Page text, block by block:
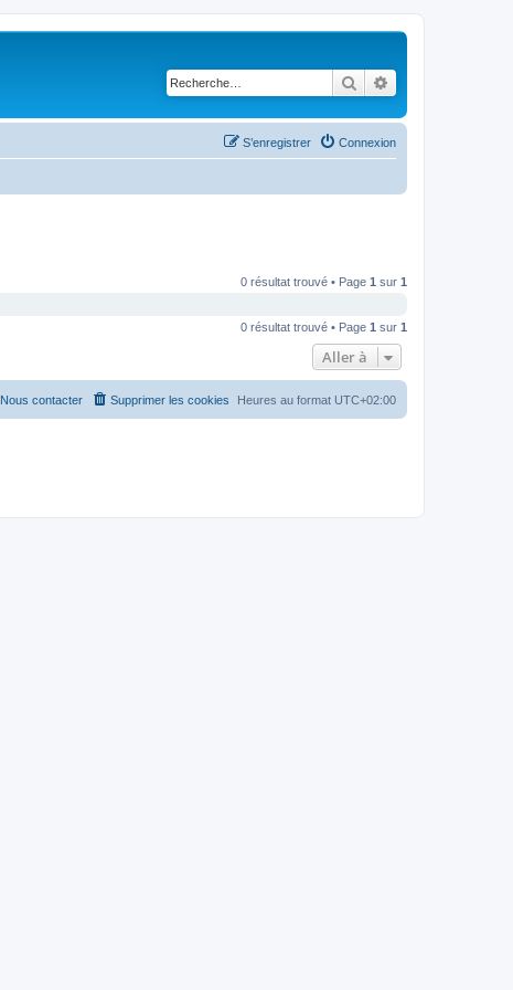
Rechercher
Connexion
S’enregistrer
0 résultat trouvé • Page 1 sur 1
0 résultat trouvé • Page 1 sur 1
Aller à
Heures au format UTC+02:00
Supprimer les cookies
Nous contacter